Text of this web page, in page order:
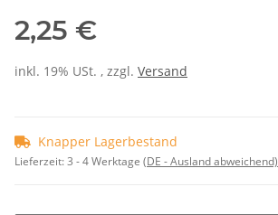
2,25 €
inkl. 19% USt. , zzgl. Versand
Knapper Lagerbestand
Lieferzeit:3 - 4 Werktage (DE - Ausland abweichend)